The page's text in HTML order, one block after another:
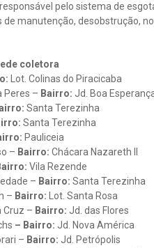
pelo sistema de
de manutenção, desobstrução,
coletora
Lot. Colinas do Piracicaba
Peres – Bairro: Jd. Boa
Santa Terezinha
Santa Terezinha
Pauliceia
– Bairro: Chácara Nazareth II
Vila Rezende
– Bairro: Santa Terezinha
– Bairro: Lot. Santa Rosa
Cruz – Bairro: Jd. das Flores
– Bairro: Jd. Nova América
– Bairro: Jd. Petrópolis